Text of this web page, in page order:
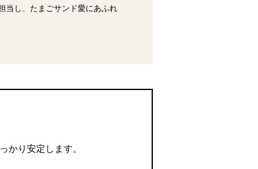
当し、たまごサンド愛にあふれ
かり安定します。